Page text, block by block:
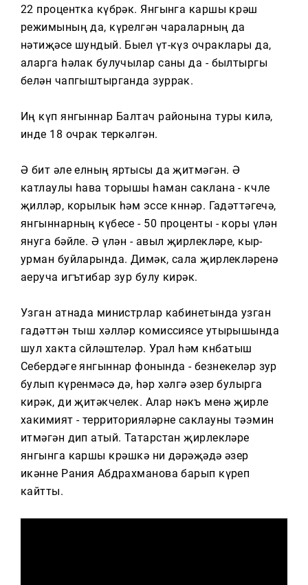
22 процентка күбрәк. Янгынга каршы көрәш
режимының да, күрелгән чараларның да
нәтиҗәсе шундый. Быел үт-күз очраклары да,
аларга һәлак булучылар саны да - былтыргы
белән чапгыштырганда зуррак.
Иң күп янгыннар Балтач районына туры килә,
инде 18 очрак теркәлгән.
Ә бит әле елның яртысы да җитмәгән. Ә
катлаулы һава торышы һаман саклана - көчле
җилләр, корылык һәм эссе көннәр. Гадәттәгечә,
янгыннарның күбесе - 50 проценты - коры үлән
януга бәйле. Ә үлән - авыл җирлекләре, кыр-
урман буйларында. Димәк, сала җирлекләренә
аеруча игътибар зур булу кирәк.
Узган атнада министрлар кабинетында узган
гадәттән тыш хәлләр комиссиясе утырышында
шул хакта сөйләштеләр. Урал һәм көнбатыш
Себердәге янгыннар фонында - безнекеләр зур
булып күренмәсә дә, һәр хәлгә әзер булырга
кирәк, ди җитәкчелек. Алар нәкъ менә җирле
хакимият - территорияләрне саклауны тәэмин
итмәгән дип атый. Татарстан җирлекләре
янгынга каршы көрәшкә ни дәрәҗәдә әзер
икәнне Рания Абдрахманова барып күреп
кайтты.